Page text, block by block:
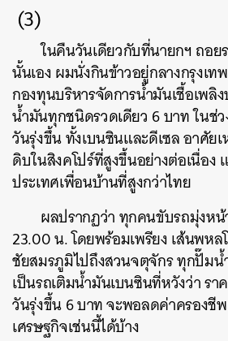
(3)
ในคืนวันเดียวกับที่นายกฯ ถอ
นั้นเอง ผมนั่งกินข้าวอยู่กลางกรุงเท
กองทุนบริหารจัดการน้ำมันเชื้อเพลิ
น้ำมันทุกชนิดรวดเดียว 6 บาท ในช่
วันรุ่งขึ้น ทั้งเบนซินและดีเซล อาศัย
ดิบในสิงคโปร์ที่สูงขึ้นอย่างต่อเนื่อง
ประเทศเพื่อนบ้านที่สูงกว่าไทย
ผลปรากฏว่า ทุกคนขับรถมุ่งห
23.00 น. โดยพร้อมเพรียง เส้นพห
ชัยสมรภูมิไปถึงสวนจตุจักร ทุกปั๊ม
เป็นรถเติมน้ำมันเบนซินที่หวังว่า ร
วันรุ่งขึ้น 6 บาท จะพอลดค่าครองชี
เศรษฐกิจเช่นนี้ได้บ้าง